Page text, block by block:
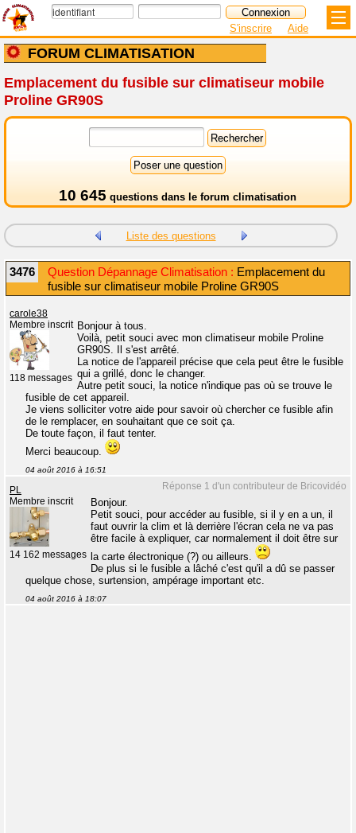
FORUM CLIMATISATION
S'inscrire Aide
Emplacement du fusible sur climatiseur mobile
Proline GR90S
10 645 questions dans le forum climatisation
Liste des questions
3476 Question Dépannage Climatisation : Emplacement du
fusible sur climatiseur mobile Proline GR90S
carole38
Membre inscrit
118 messages
Bonjour à tous.
Voilà, petit souci avec mon climatiseur mobile Proline
GR90S. Il s'est arrêté.
La notice de l'appareil précise que cela peut être le fusible
qui a grillé, donc le changer.
Autre petit souci, la notice n'indique pas où se trouve le
fusible de cet appareil.
Je viens solliciter votre aide pour savoir où chercher ce fusible afin
de le remplacer, en souhaitant que ce soit ça.
De toute façon, il faut tenter.
Merci beaucoup.
04 août 2016 à 16:51
Réponse 1 d'un contributeur de Bricovidéo
PL
Membre inscrit
14 162 messages
Bonjour.
Petit souci, pour accéder au fusible, si il y en a un, il
faut ouvrir la clim et là derrière l'écran cela ne va pas
être facile à expliquer, car normalement il doit être sur
la carte électronique (?) ou ailleurs.
De plus si le fusible a lâché c'est qu'il a dû se passer
quelque chose, surtension, ampérage important etc.
04 août 2016 à 18:07